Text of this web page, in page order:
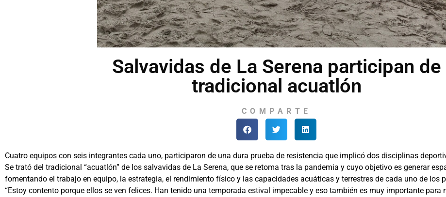
Salvavidas de La Serena participan de
tradicional acuatlón
COMPARTE
Cuatro equipos con seis integrantes cada uno, participaron de una dura prueba de resistencia que implicó dos disciplinas
Se trató del tradicional “acuatlón” de los salvavidas de La Serena, que se retoma tras la pandemia y cuyo objetivo es generar
fomentando el trabajo en equipo, la estrategia, el rendimiento físico y las capacidades acuáticas y terrestres de cada uno de los
“Estoy contento porque ellos se ven felices. Han tenido una temporada estival impecable y eso también es muy importante para